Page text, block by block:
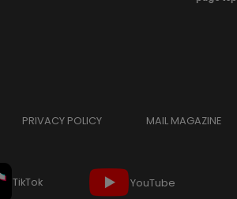
PRIVACY POLICY MAIL MAGAZINE
TikTok YouTube